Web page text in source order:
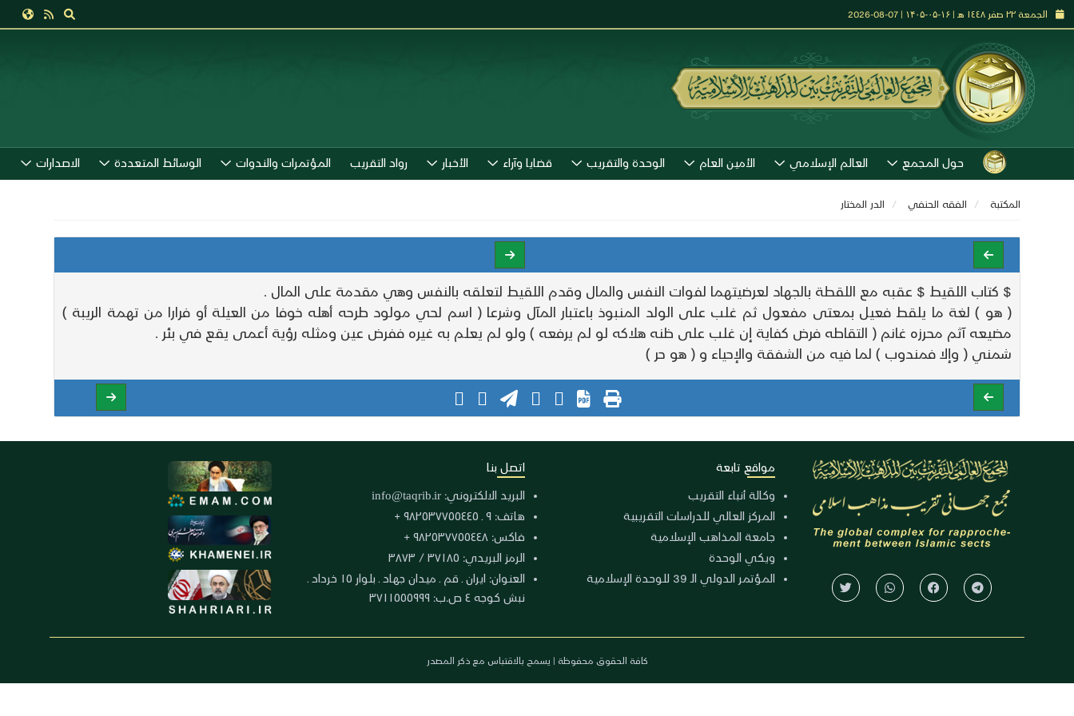
الجمعة ٢٢ صفر ١٤٤٨ هـ | ۱۶-۰۵-۱۴۰۵ | 07-08-2026
حول المجمع العالم الإسلامي الأمين العام الوحدة والتقريب قضايا وآراء الأخبار رواد التقريب المؤتمرات والندوات الوسائط المتعددة الاصدارات
المكتبة الفقه الحنفي الدر المختار
$ كتاب اللقيط $ عقبه مع اللقطة بالجهاد لعرضيتهما لفوات النفس والمال وقدم اللقيط لتعلقه بالنفس وهي مقدمة على المال .
( هو ) لغة ما يلقط فعيل بمعتى مفعول ثم غلب على الولد المنبوذ باعتبار المآل وشرعا ( اسم لحي مولود طرحه أهله خوفا من العيلة أو فرارا من تهمة الريبة )
مضيعه آثم محرزه غانم ( التقاطه فرض كفاية إن غلب على ظنه هلاكه لو لم يرفعه ) ولو لم يعلم به غيره ففرض عين ومثله رؤية أعمى يقع في بئر .
شمني ( وإلا فمندوب ) لما فيه من الشفقة والإحياء و ( هو حر )
مواقع تابعة
وكالة أنباء التقريب
المركز العالي للدراسات التقريبية
جامعة المذاهب الإسلامية
ويكي الوحدة
المؤتمر الدولي الـ 39 للوحدة الإسلامية
اتصل بنا
البريد الالكتروني: info@taqrib.ir
هاتف: ٩ ـ ٩٨٢٥٣٧٧٥٥٤٤٥ +
فاكس: ٩٨٢٥٣٧٧٥٥٤٤٨ +
الرمز البريدي: ٣٧١٨٥ / ٣٨٧٣
العنوان: ايران ـ قم ـ ميدان جهاد ـ بلوار ١٥ خرداد ـ
نبش كوجه ٤ ص.ب: ٣٧١١٥٥٥٩٩٩
كافة الحقوق محفوظة | يسمح بالاقتباس مع ذكر المصدر